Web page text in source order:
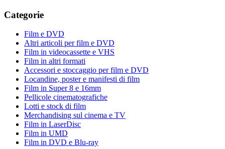
Categorie
Film e DVD
Altri articoli per film e DVD
Film in videocassette e VHS
Film in altri formati
Accessori e stoccaggio per film e DVD
Locandine, poster e manifesti di film
Film in Super 8 e 16mm
Pellicole cinematografiche
Lotti e stock di film
Merchandising sul cinema e TV
Film in LaserDisc
Film in UMD
Film in DVD e Blu-ray